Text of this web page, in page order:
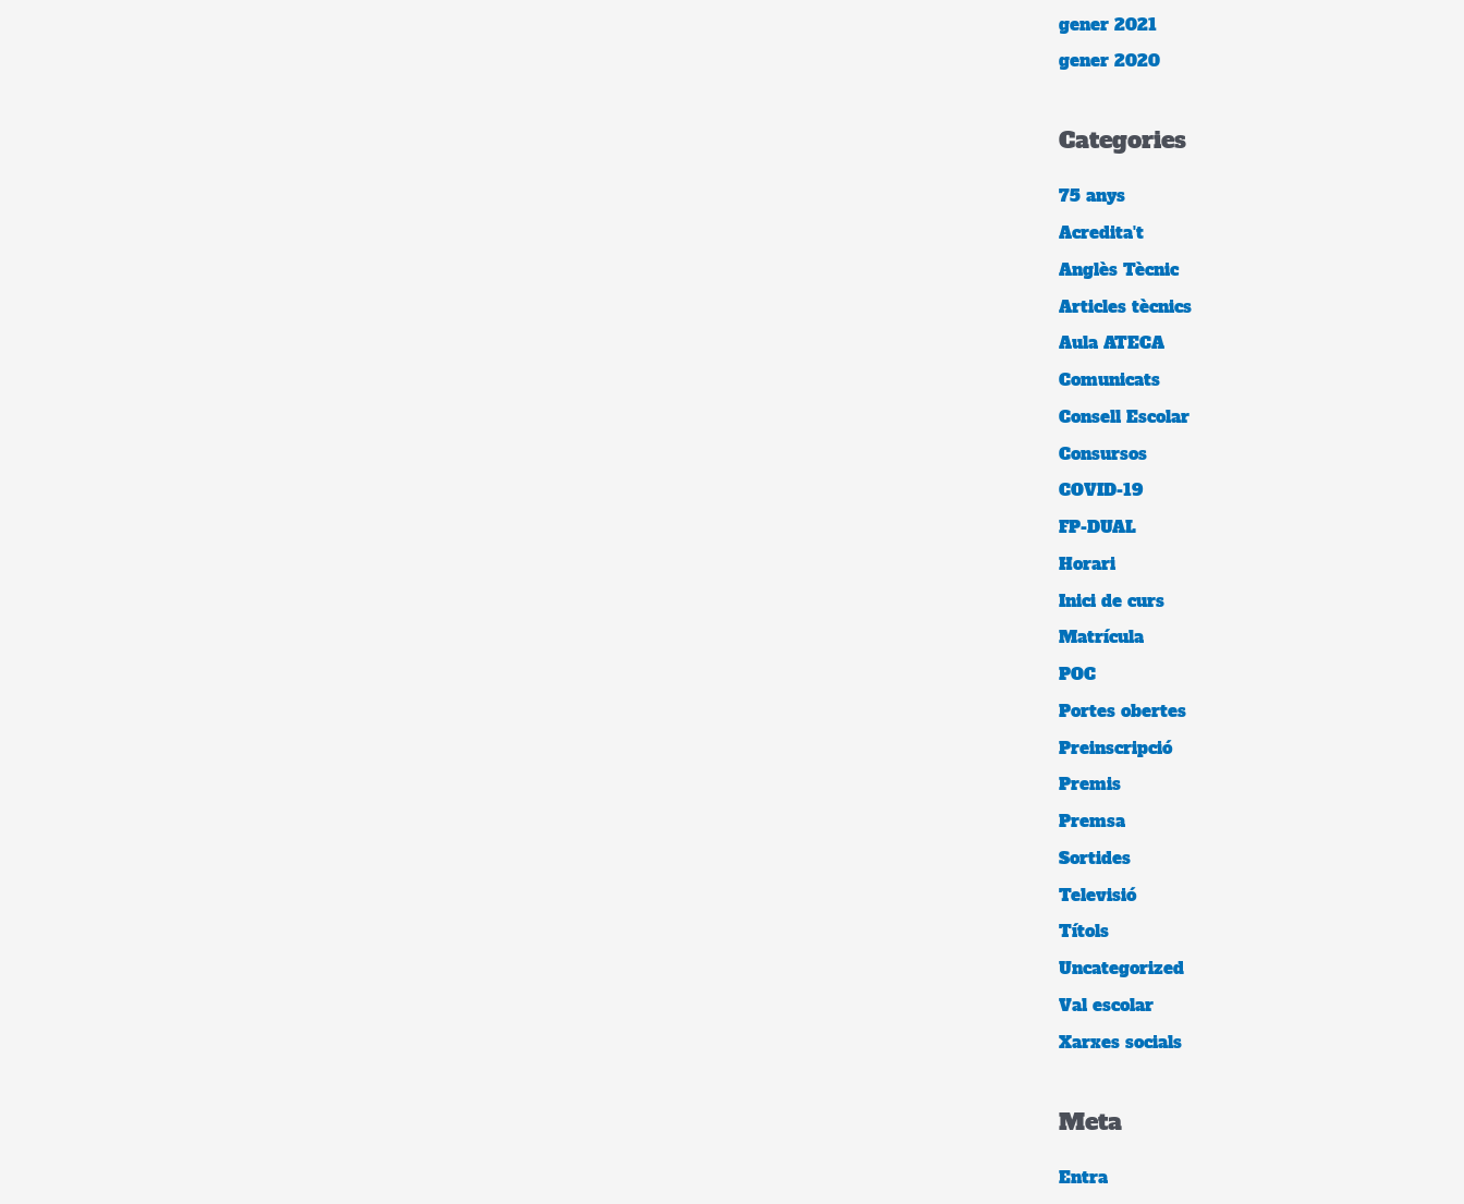
gener 2021
gener 2020
Categories
75 anys
Acredita't
Anglès Tècnic
Articles tècnics
Aula ATECA
Comunicats
Consell Escolar
Consursos
COVID-19
FP-DUAL
Horari
Inici de curs
Matrícula
POC
Portes obertes
Preinscripció
Premis
Premsa
Sortides
Televisió
Títols
Uncategorized
Val escolar
Xarxes socials
Meta
Entra